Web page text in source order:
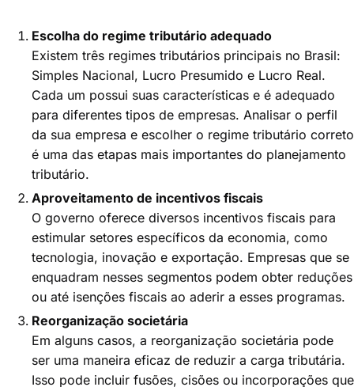
Escolha do regime tributário adequado
Existem três regimes tributários principais no Brasil:
Simples Nacional, Lucro Presumido e Lucro Real.
Cada um possui suas características e é adequado
para diferentes tipos de empresas. Analisar o perfil
da sua empresa e escolher o regime tributário correto
é uma das etapas mais importantes do planejamento
tributário.
Aproveitamento de incentivos fiscais
O governo oferece diversos incentivos fiscais para
estimular setores específicos da economia, como
tecnologia, inovação e exportação. Empresas que se
enquadram nesses segmentos podem obter reduções
ou até isenções fiscais ao aderir a esses programas.
Reorganização societária
Em alguns casos, a reorganização societária pode
ser uma maneira eficaz de reduzir a carga tributária.
Isso pode incluir fusões, cisões ou incorporações que